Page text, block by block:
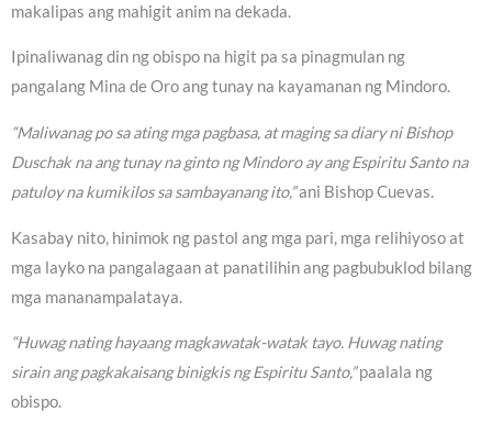
makalipas ang mahigit anim na dekada.
Ipinaliwanag din ng obispo na higit pa sa pinagmulan ng
pangalang Mina de Oro ang tunay na kayamanan ng Mindoro.
“Maliwanag po sa ating mga pagbasa, at maging sa diary ni Bishop
Duschak na ang tunay na ginto ng Mindoro ay ang Espiritu Santo na
patuloy na kumikilos sa sambayanang ito,”ani Bishop Cuevas.
Kasabay nito, hinimok ng pastol ang mga pari, mga relihiyoso at
mga layko na pangalagaan at panatilihin ang pagbubuklod bilang
mga mananampalataya.
“Huwag nating hayaang magkawatak-watak tayo. Huwag nating
sirain ang pagkakaisang binigkis ng Espiritu Santo,”paalala ng
obispo.